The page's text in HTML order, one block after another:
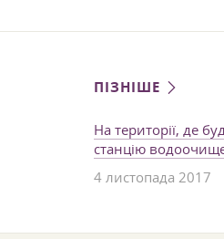
ПІЗНІШЕ
На території, де
станцію
4 листопада 2017